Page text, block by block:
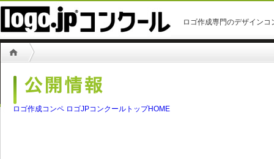
ロゴ作成専門のデザインコ
ロゴ作成コンペ ロゴJPコンクールトップHOME